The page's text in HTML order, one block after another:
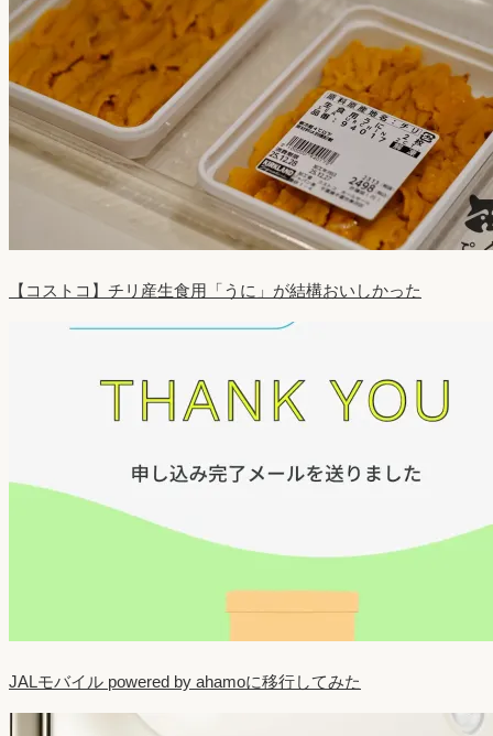
【コストコ】チリ産生食用「うに」が結構おいしかった
JALモバイル powered by ahamoに移行してみた